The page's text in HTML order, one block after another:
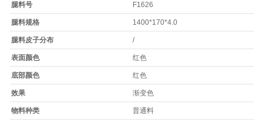
腿料号 F1626
腿料规格 1400*170*4.0
腿料皮子分布 /
表面颜色 红色
底部颜色 红色
效果 渐变色
物料种类 普通料